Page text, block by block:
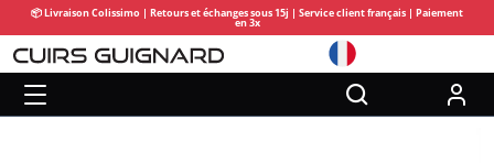
📦 Livraison Colissimo | Retours et échanges sous 15j | Service client français | Paiement
en 3x